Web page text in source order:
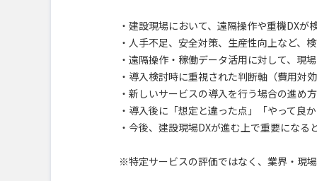
・建設現場において、遠隔操作や重機DX
・人手不足、安全対策、生産性向上など、
・遠隔操作・稼働データ活用に対して、現
・導入検討時に重視された判断軸（費用対
・新しいサービスの導入を行う場合の進め
・導入後に「想定と違った点」「やって良
・今後、建設現場DXが進む上で重要になる
※特定サービスの評価ではなく、業界・現